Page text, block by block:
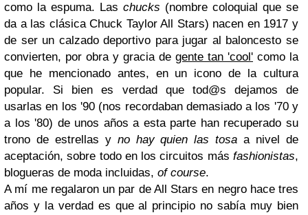
como la espuma. Las chucks (nombre coloquial que se
da a las clásica Chuck Taylor All Stars) nacen en 1917 y
de ser un calzado deportivo para jugar al baloncesto se
convierten, por obra y gracia de gente tan 'cool' como la
que he mencionado antes, en un icono de la cultura
popular. Si bien es verdad que tod@s dejamos de
usarlas en los '90 (nos recordaban demasiado a los '70 y
a los '80) de unos años a esta parte han recuperado su
trono de estrellas y no hay quien las tosa a nivel de
aceptación, sobre todo en los circuitos más fashionistas,
blogueras de moda incluidas, of course.
A mí me regalaron un par de All Stars en negro hace tres
años y la verdad es que al principio no sabía muy bien